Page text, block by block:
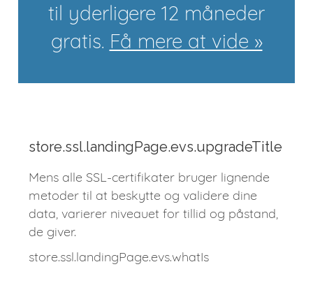
til yderligere 12 måneder
gratis. Få mere at vide »
store.ssl.landingPage.evs.upgradeTitle
Mens alle SSL-certifikater bruger lignende
metoder til at beskytte og validere dine
data, varierer niveauet for tillid og påstand,
de giver.
store.ssl.landingPage.evs.whatIs